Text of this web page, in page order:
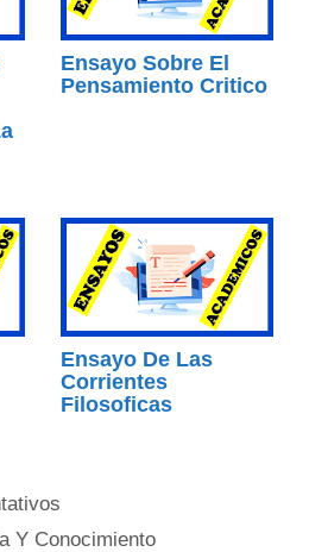
Ensayo Sobre El
Pensamiento Critico
Ensayo De Las
Corrientes
Filosoficas
Y Conocimiento